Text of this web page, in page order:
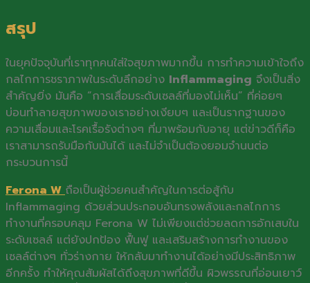
สรุป
ในยุคปัจจุบันที่เราทุกคนใส่ใจสุขภาพมากขึ้น การทำความเข้าใจถึง
กลไกการชราภาพในระดับลึกอย่าง Inflammaging จึงเป็นสิ่ง
สำคัญยิ่ง มันคือ “การเสื่อมระดับเซลล์ที่มองไม่เห็น” ที่ค่อยๆ
บ่อนทำลายสุขภาพของเราอย่างเงียบๆ และเป็นรากฐานของ
ความเสื่อมและโรคเรื้อรังต่างๆ ที่มาพร้อมกับอายุ แต่ข่าวดีก็คือ
เราสามารถรับมือกับมันได้ และไม่จำเป็นต้องยอมจำนนต่อ
กระบวนการนี้
Ferona Wถือเป็นผู้ช่วยคนสำคัญในการต่อสู้กับ
Inflammaging ด้วยส่วนประกอบอันทรงพลังและกลไกการ
ทำงานที่ครอบคลุม Ferona W ไม่เพียงแต่ช่วยลดการอักเสบใน
ระดับเซลล์ แต่ยังปกป้อง ฟื้นฟู และเสริมสร้างการทำงานของ
เซลล์ต่างๆ ทั่วร่างกาย ให้กลับมาทำงานได้อย่างมีประสิทธิภาพ
อีกครั้ง ทำให้คุณสัมผัสได้ถึงสุขภาพที่ดีขึ้น ผิวพรรณที่อ่อนเยาว์